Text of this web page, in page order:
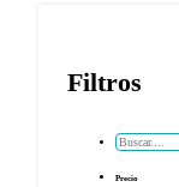
Filtros
Search
...
Precio